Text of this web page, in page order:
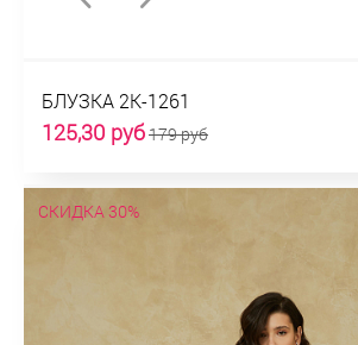
БЛУЗКА 2К-1261
125,30 руб179 руб
СКИДКА 30%